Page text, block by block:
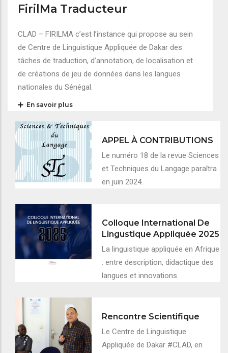
FirilMa Traducteur
CLAD – FIRILMA c’est l’instance qui propose au sein
de Centre de Linguistique Appliquée de Dakar des
tâches de traduction, d’annotation, de localisation et
de créations de jeu de données dans les langues
nationales du Sénégal.
En savoir plus
APPEL À CONTRIBUTIONS
Le numéro 18 de la revue Sciences
et Techniques du Langage paraîtra
en juin 2024.
Colloque International De
Lingustique Appliquée 2025
La linguistique appliquée en Afrique
: entre description, didactique des
langues et innovations
Rencontre Scientifique
Le Centre de Linguistique
Appliquée de Dakar #CLAD, en